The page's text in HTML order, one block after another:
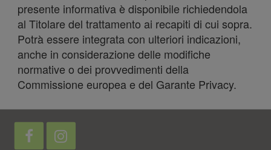
presente informativa è disponibile richiedendola
al Titolare del trattamento ai recapiti di cui sopra.
Potrà essere integrata con ulteriori indicazioni,
anche in considerazione delle modifiche
normative o dei provvedimenti della
Commissione europea e del Garante Privacy.
i nostri